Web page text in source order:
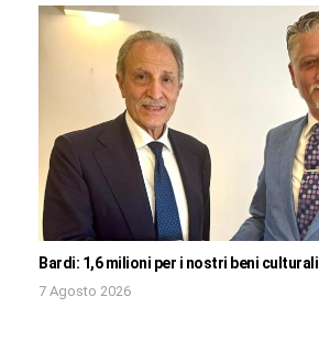
Bardi: 1,6 milioni per i nostri beni culturali
7 Agosto 2026